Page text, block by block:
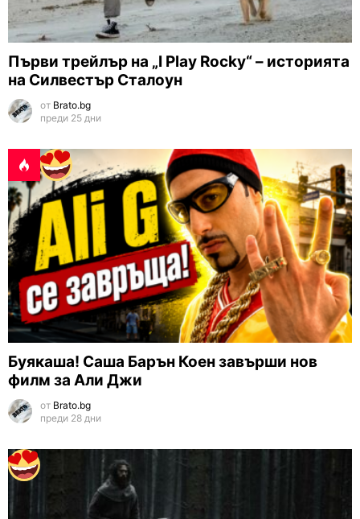
Първи трейлър на „I Play Rocky“ – историята
на Силвестър Сталоун
от Brato.bg
преди 25 дни
Буякаша! Саша Барън Коен завърши нов
филм за Али Джи
от Brato.bg
преди 28 дни